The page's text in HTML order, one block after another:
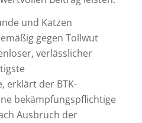
und Katzen
gegen Tollwut
verlässlicher
erklärt der BTK-
bekämpfungspflichtige
Ausbruch der